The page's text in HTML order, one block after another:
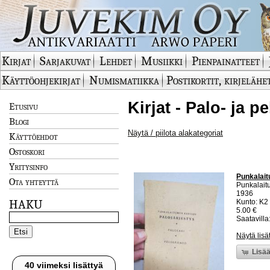
Kirjat Sarjakuvat Lehdet Musiikki Pienpainatteet
Käyttöohjekirjat
Numismatiikka Postikortit,
Etusivu
Blogi
Käyttöehdot
Ostoskori
Yritysinfo
Ota yhteyttä
HAKU
40 viimeksi lisättyä
Kirjat - Palo- ja
Näytä / piilota alakategoriat
1936
Kunto:
5.00 €
Näytä